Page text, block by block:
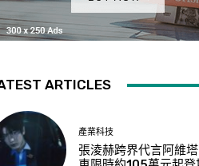
ARTICLES
產業科技
張淩赫跨界代言阿維